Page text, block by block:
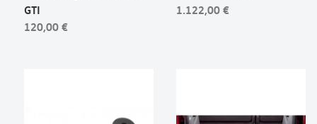
GTI
120,00 €
1.122,00 €